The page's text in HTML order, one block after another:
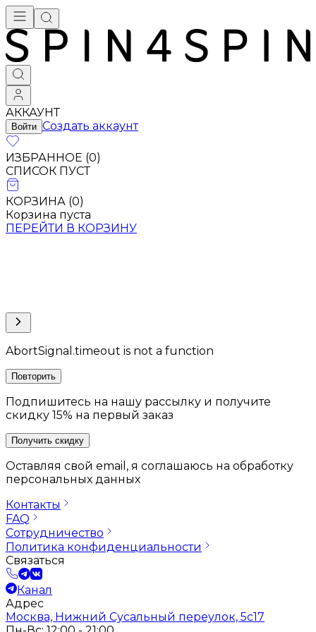
АККАУНТ
Войти Создать аккаунт
ИЗБРАННОЕ (0)
СПИСОК ПУСТ
КОРЗИНА (0)
Корзина пуста
ПЕРЕЙТИ В КОРЗИНУ
AbortSignal.timeout is not a function
Повторить
Подпишитесь на нашу рассылку и получите
скидку 15% на первый заказ
Получить скидку
Оставляя свой email, я соглашаюсь на обработку
персональных данных
Контакты
FAQ
Сотрудничество
Политика конфиденциальности
Связаться
Канал
Адрес
Москва, Нижний Сусальный переулок, 5с17